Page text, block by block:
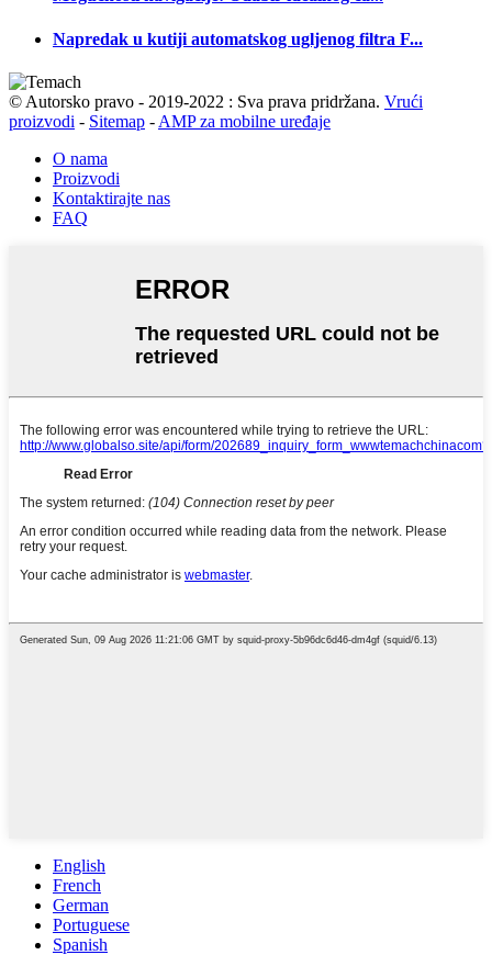
Napredak u kutiji automatskog ugljenog filtra F...
© Autorsko pravo - 2019-2022 : Sva prava pridržana. Vrući
proizvodi - Sitemap - AMP za mobilne uređaje
O nama
Proizvodi
Kontaktirajte nas
FAQ
English
French
German
Portuguese
Spanish